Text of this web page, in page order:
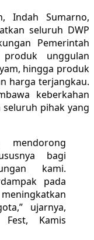
Indah Sumarno,
seluruh DWP
Pemerintah
produk unggulan
hingga produk
harga terjangkau.
keberkahan
pihak yang
bagi
kami.
pada
ujarnya,
Fest, Kamis